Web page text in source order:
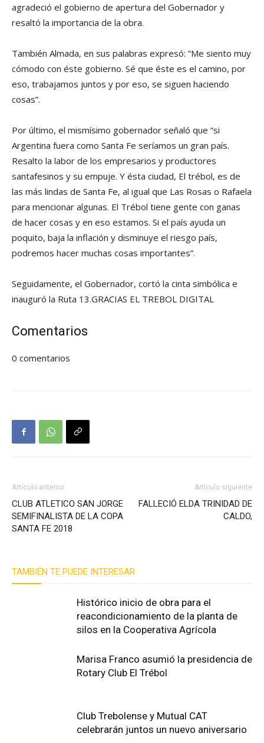
agradeció el gobierno de apertura del Gobernador y
resaltó la importancia de la obra.
También Almada, en sus palabras expresó: “Me siento muy
cómodo con éste gobierno. Sé que éste es el camino, por
eso, trabajamos juntos y por eso, se siguen haciendo
cosas”.
Por último, el mismísimo gobernador señaló que “si
Argentina fuera como Santa Fe seríamos un gran país.
Resalto la labor de los empresarios y productores
santafesinos y su empuje. Y ésta ciudad, El trébol, es de
las más lindas de Santa Fe, al igual que Las Rosas o Rafaela
para mencionar algunas. El Trébol tiene gente con ganas
de hacer cosas y en eso estamos. Si el país ayuda un
poquito, baja la inflación y disminuye el riesgo país,
podremos hacer muchas cosas importantes”.
Seguidamente, el Gobernador, cortó la cinta simbólica e
inauguró la Ruta 13.GRACIAS EL TREBOL DIGITAL
Comentarios
0 comentarios
Artículo anterior
CLUB ATLETICO SAN JORGE
SEMIFINALISTA DE LA COPA
SANTA FE 2018
Artículo siguiente
FALLECIÓ ELDA TRINIDAD DE
CALDO,
TAMBIÉN TE PUEDE INTERESAR
Histórico inicio de obra para el
reacondicionamiento de la planta de
silos en la Cooperativa Agrícola
Marisa Franco asumió la presidencia de
Rotary Club El Trébol
Club Trebolense y Mutual CAT
celebrarán juntos un nuevo aniversario